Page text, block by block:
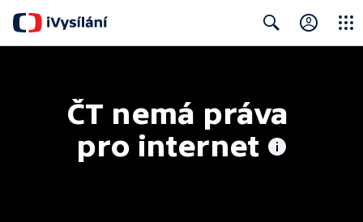
ČT nemá práva
pro internet